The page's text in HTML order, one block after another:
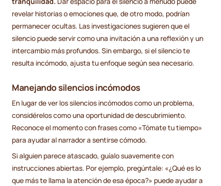
revelar historias o emociones que, de otro modo, podrían
permanecer ocultas. Las investigaciones sugieren que el
silencio puede servir como una invitación a una reflexión y un
intercambio más profundos. Sin embargo, si el silencio te
resulta incómodo, ajusta tu enfoque según sea necesario.
Manejando silencios incómodos
En lugar de ver los silencios incómodos como un problema,
considérelos como una oportunidad de descubrimiento.
Reconoce el momento con frases como «Tómate tu tiempo»
para ayudar al narrador a sentirse cómodo.
Si alguien parece atascado, guíalo suavemente con
instrucciones abiertas. Por ejemplo, pregúntale: «¿Qué es lo
que más te llama la atención de esa época?» puede ayudar a